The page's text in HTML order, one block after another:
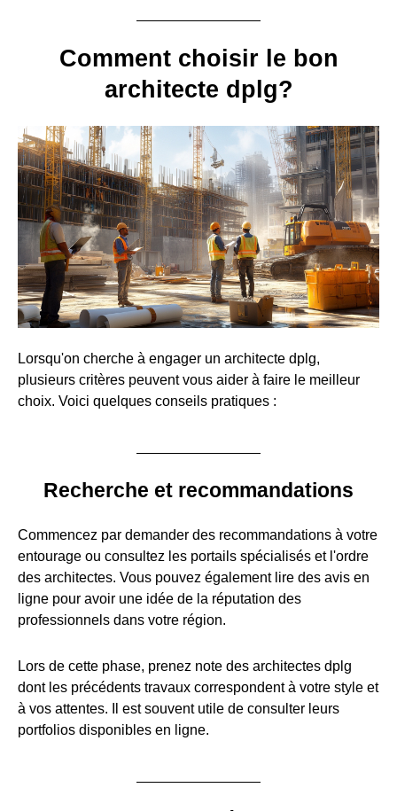
Comment choisir le bon
architecte dplg?
Lorsqu'on cherche à engager un architecte dplg,
plusieurs critères peuvent vous aider à faire le meilleur
choix. Voici quelques conseils pratiques :
Recherche et recommandations
Commencez par demander des recommandations à votre
entourage ou consultez les portails spécialisés et l'ordre
des architectes. Vous pouvez également lire des avis en
ligne pour avoir une idée de la réputation des
professionnels dans votre région.
Lors de cette phase, prenez note des architectes dplg
dont les précédents travaux correspondent à votre style et
à vos attentes. Il est souvent utile de consulter leurs
portfolios disponibles en ligne.